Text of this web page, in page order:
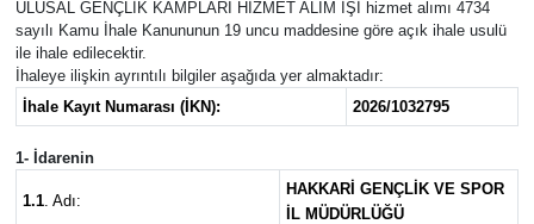
ULUSAL GENÇLİK KAMPLARI HİZMET ALIM İŞİ hizmet alımı 4734
sayılı Kamu İhale Kanununun 19 uncu maddesine göre açık ihale usulü
ile ihale edilecektir.
İhaleye ilişkin ayrıntılı bilgiler aşağıda yer almaktadır:
İhale Kayıt Numarası (İKN):
2026/1032795
1- İdarenin
1.1. Adı:
HAKKARİ GENÇLİK VE SPOR
İL MÜDÜRLÜĞÜ